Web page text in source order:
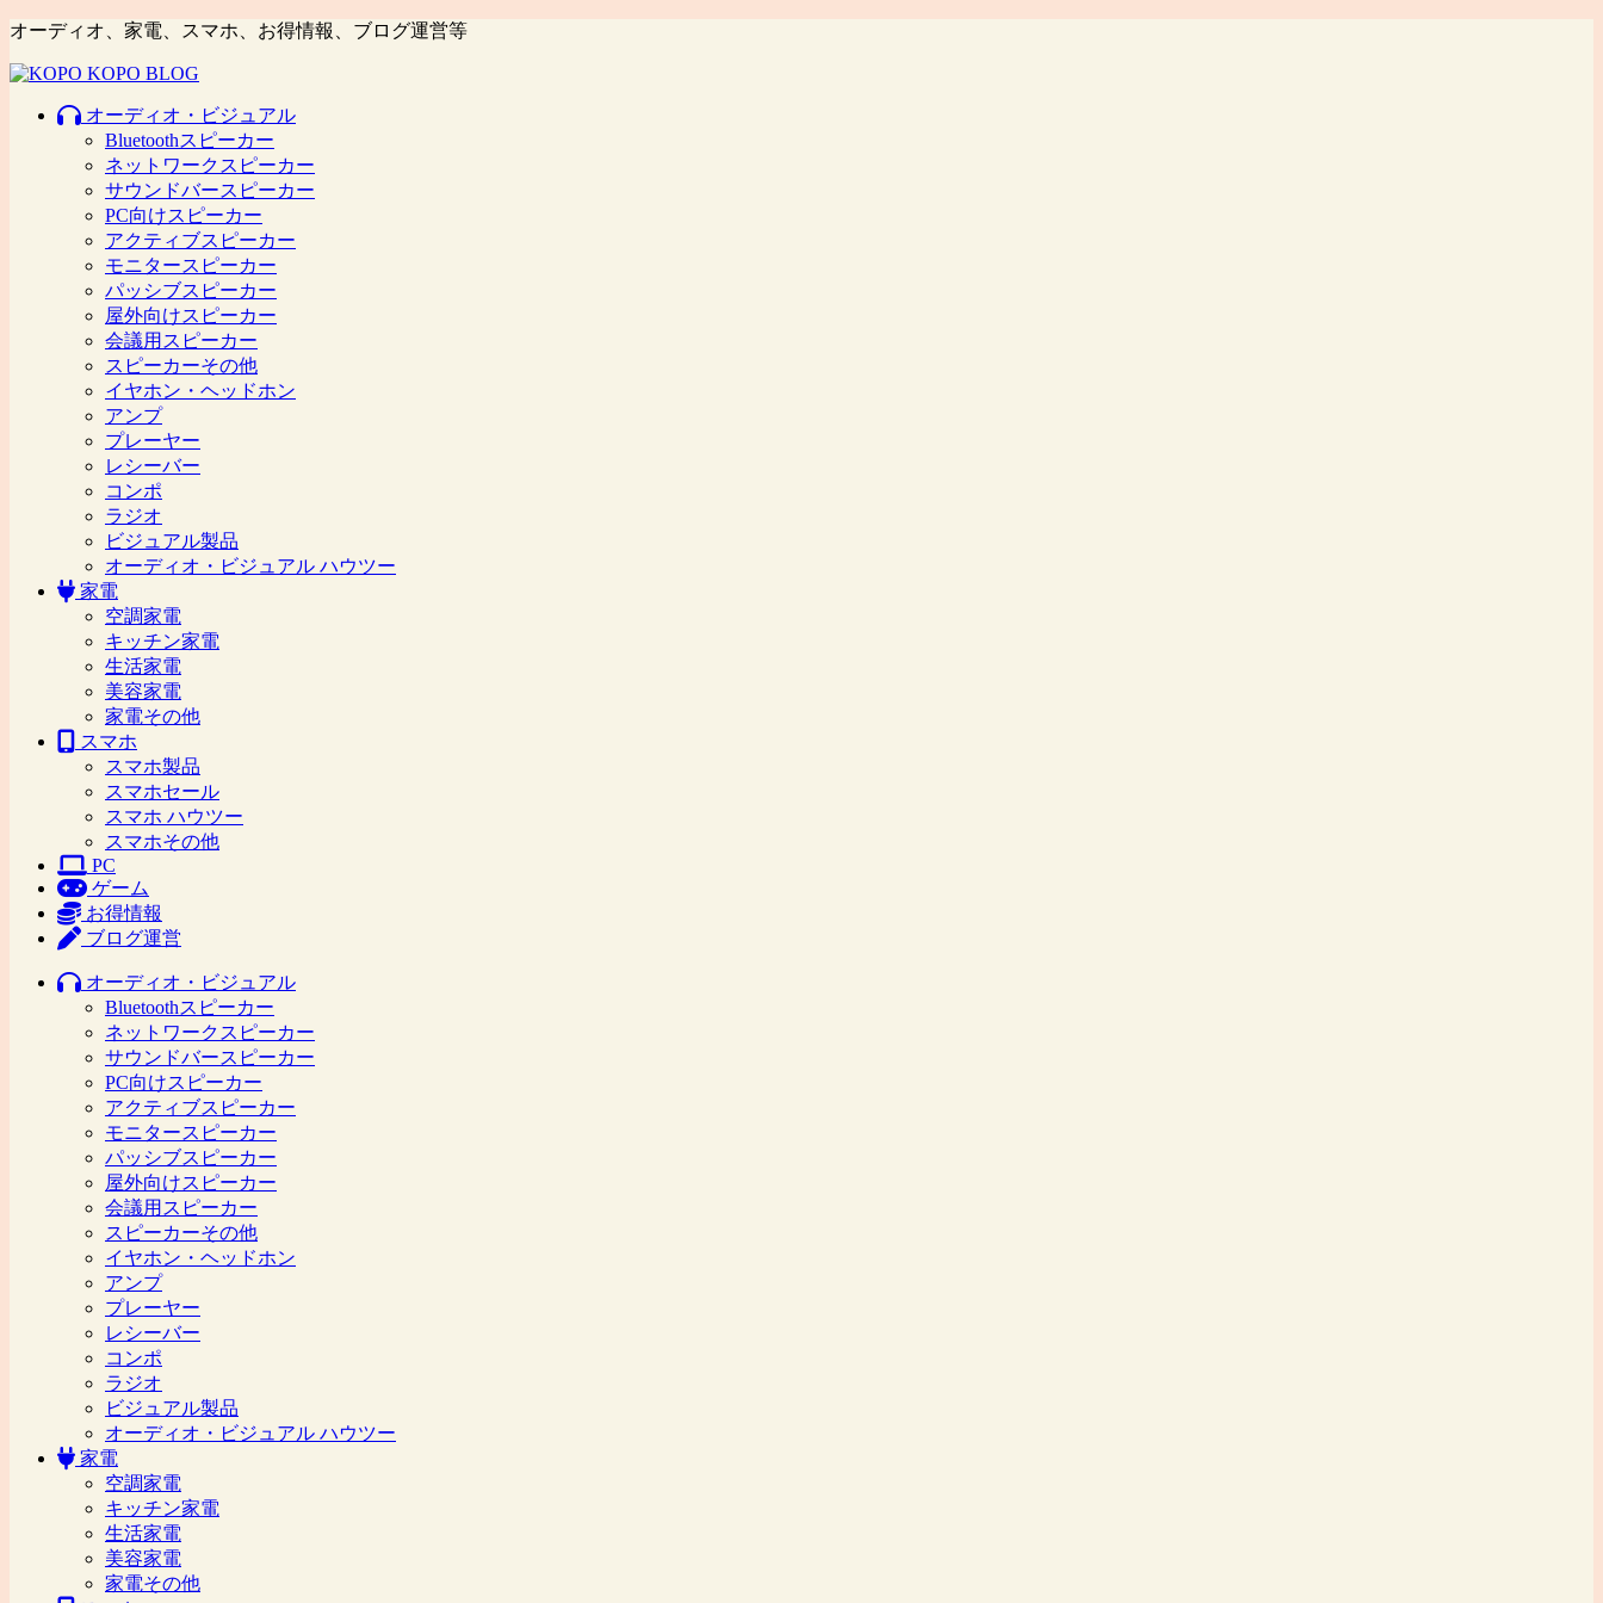
オーディオ、家電、スマホ、お得情報、ブログ運営等
オーディオ・ビジュアル
Bluetoothスピーカー
ネットワークスピーカー
サウンドバースピーカー
PC向けスピーカー
アクティブスピーカー
モニタースピーカー
パッシブスピーカー
屋外向けスピーカー
会議用スピーカー
スピーカーその他
イヤホン・ヘッドホン
アンプ
プレーヤー
レシーバー
コンポ
ラジオ
ビジュアル製品
オーディオ・ビジュアル ハウツー
家電
空調家電
キッチン家電
生活家電
美容家電
家電その他
スマホ
スマホ製品
スマホセール
スマホ ハウツー
スマホその他
PC
ゲーム
お得情報
ブログ運営
オーディオ・ビジュアル
Bluetoothスピーカー
ネットワークスピーカー
サウンドバースピーカー
PC向けスピーカー
アクティブスピーカー
モニタースピーカー
パッシブスピーカー
屋外向けスピーカー
会議用スピーカー
スピーカーその他
イヤホン・ヘッドホン
アンプ
プレーヤー
レシーバー
コンポ
ラジオ
ビジュアル製品
オーディオ・ビジュアル ハウツー
家電
空調家電
キッチン家電
生活家電
美容家電
家電その他